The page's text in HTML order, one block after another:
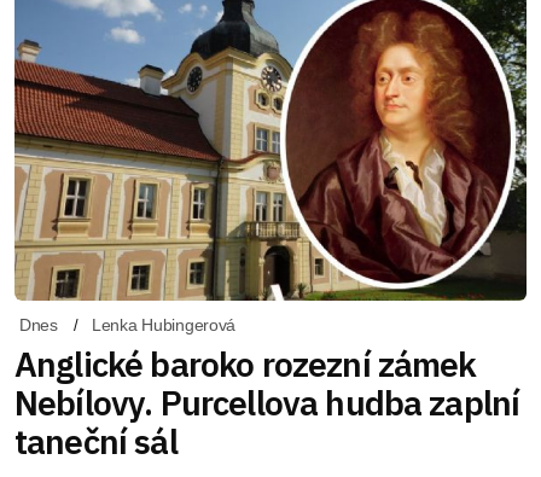
Dnes Lenka Hubingerová
Anglické baroko rozezní zámek
Nebílovy. Purcellova hudba zaplní
taneční sál